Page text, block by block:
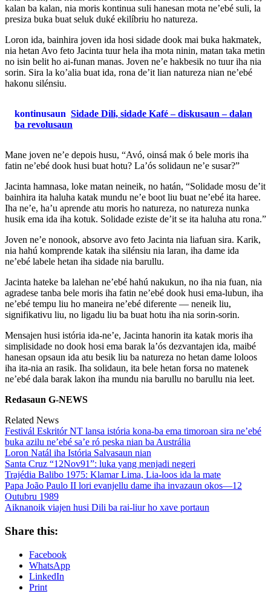
kalan ba kalan, nia moris kontinua suli hanesan mota ne’ebé suli, la
presiza buka buat seluk duké ekilíbriu ho natureza.
Loron ida, bainhira joven ida hosi sidade dook mai buka hakmatek,
nia hetan Avo feto Jacinta tuur hela iha mota ninin, matan taka metin
no isin belit ho ai-funan manas. Joven ne’e hakbesik no tuur iha nia
sorin. Sira la ko’alia buat ida, rona de’it lian natureza nian ne’ebé
hakonu silénsiu.
kontinusaun Sidade Dili, sidade Kafé – diskusaun – dalan
ba revolusaun
Mane joven ne’e depois husu, “Avó, oinsá mak ó bele moris iha
fatin ne’ebé dook husi buat hotu? La’ós solidaun ne’e susar?”
Jacinta hamnasa, loke matan neineik, no hatán, “Solidade mosu de’it
bainhira ita haluha katak mundu ne’e boot liu buat ne’ebé ita haree.
Iha ne’e, ha’u aprende atu moris ho natureza, no natureza nunka
husik ema ida iha kotuk. Solidade eziste de’it se ita haluha atu rona.”
Joven ne’e nonook, absorve avo feto Jacinta nia liafuan sira. Karik,
nia hahú komprende katak iha silénsiu nia laran, iha dame ida
ne’ebé labele hetan iha sidade nia barullu.
Jacinta hateke ba lalehan ne’ebé hahú nakukun, no iha nia fuan, nia
agradese tanba bele moris iha fatin ne’ebé dook husi ema-lubun, iha
ne’ebé tempu liu ho maneira ne’ebé diferente — neneik liu,
signifikativu liu, no ligadu liu ba buat hotu iha nia sorin-sorin.
Mensajen husi istória ida-ne’e, Jacinta hanorin ita katak moris iha
simplisidade no dook hosi ema barak la’ós dezvantajen ida, maibé
hanesan opsaun ida atu besik liu ba natureza no hetan dame loloos
iha ita-nia an rasik. Iha solidaun, ita bele hetan forsa no matenek
ne’ebé dala barak lakon iha mundu nia barullu no barullu nia leet.
Redasaun G-NEWS
Related News
Festivál Eskritór NT lansa istória kona-ba ema timoroan sira ne’ebé
buka azilu ne’ebé sa’e ró peska nian ba Austrália
Loron Natál iha Istória Salvasaun nian
Santa Cruz “12Nov91”: luka yang menjadi negeri
Trajédia Balibo 1975: Klamar Lima, Lia-loos ida la mate
Papa João Paulo II lori evanjellu dame iha invazaun okos—12
Outubru 1989
Aiknanoik viajen husi Dili ba rai-liur ho xave portaun
Share this:
Facebook
WhatsApp
LinkedIn
Print